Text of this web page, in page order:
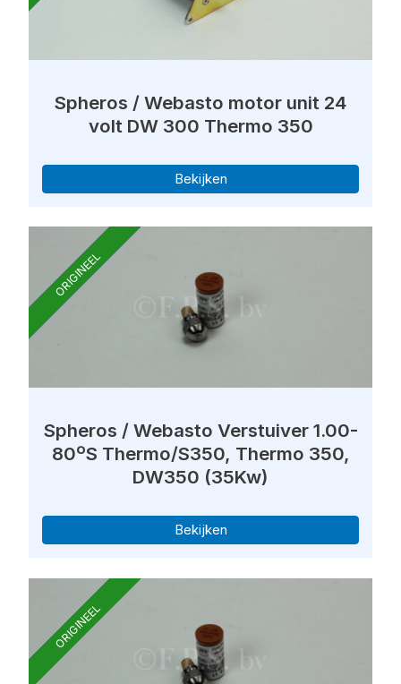
Spheros / Webasto motor unit 24
volt DW 300 Thermo 350
Bekijken
ORIGINEEL
Spheros / Webasto Verstuiver 1.00-
80ºS Thermo/S350, Thermo 350,
DW350 (35Kw)
Bekijken
ORIGINEEL